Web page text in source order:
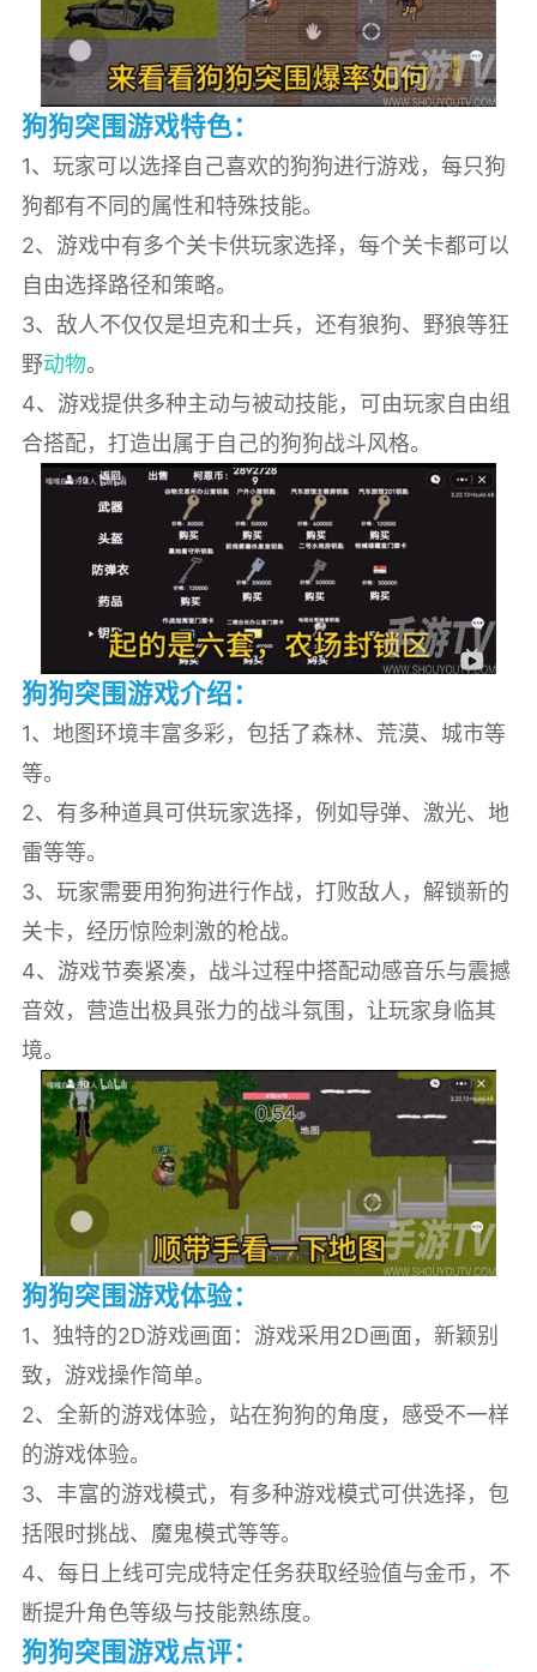
狗狗突围游戏特色：
1、玩家可以选择自己喜欢的狗狗进行游戏，每只狗
狗都有不同的属性和特殊技能。
2、游戏中有多个关卡供玩家选择，每个关卡都可以
自由选择路径和策略。
3、敌人不仅仅是坦克和士兵，还有狼狗、野狼等狂
野动物。
4、游戏提供多种主动与被动技能，可由玩家自由组
合搭配，打造出属于自己的狗狗战斗风格。
狗狗突围游戏介绍：
1、地图环境丰富多彩，包括了森林、荒漠、城市等
等。
2、有多种道具可供玩家选择，例如导弹、激光、地
雷等等。
3、玩家需要用狗狗进行作战，打败敌人，解锁新的
关卡，经历惊险刺激的枪战。
4、游戏节奏紧凑，战斗过程中搭配动感音乐与震撼
音效，营造出极具张力的战斗氛围，让玩家身临其
境。
狗狗突围游戏体验：
1、独特的2D游戏画面：游戏采用2D画面，新颖别
致，游戏操作简单。
2、全新的游戏体验，站在狗狗的角度，感受不一样
的游戏体验。
3、丰富的游戏模式，有多种游戏模式可供选择，包
括限时挑战、魔鬼模式等等。
4、每日上线可完成特定任务获取经验值与金币，不
断提升角色等级与技能熟练度。
狗狗突围游戏点评：